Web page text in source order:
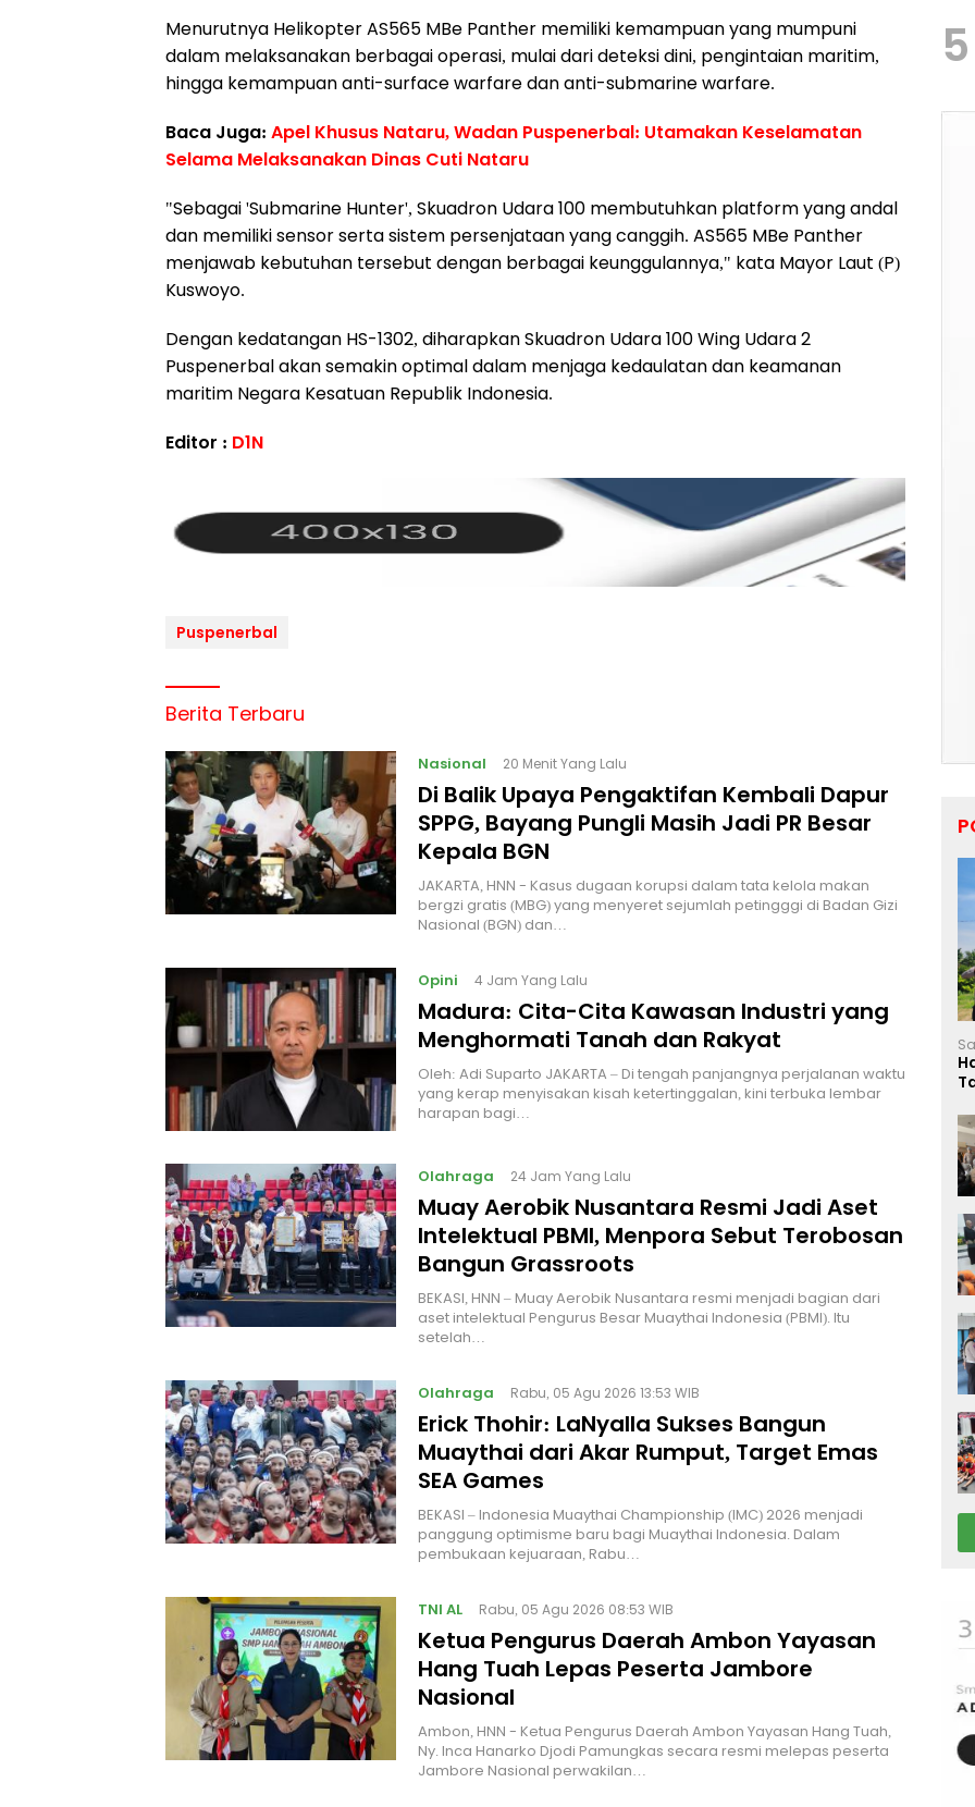
Menurutnya Helikopter AS565 MBe Panther memiliki kemampuan yang mumpuni
dalam melaksanakan berbagai operasi, mulai dari deteksi dini, pengintaian maritim,
hingga kemampuan anti-surface warfare dan anti-submarine warfare.
Baca Juga: Apel Khusus Nataru, Wadan Puspenerbal: Utamakan Keselamatan
Selama Melaksanakan Dinas Cuti Nataru
"Sebagai 'Submarine Hunter', Skuadron Udara 100 membutuhkan platform yang andal
dan memiliki sensor serta sistem persenjataan yang canggih. AS565 MBe Panther
menjawab kebutuhan tersebut dengan berbagai keunggulannya," kata Mayor Laut (P)
Kuswoyo.
Dengan kedatangan HS-1302, diharapkan Skuadron Udara 100 Wing Udara 2
Puspenerbal akan semakin optimal dalam menjaga kedaulatan dan keamanan
maritim Negara Kesatuan Republik Indonesia.
Editor : D1N
Puspenerbal
Berita Terbaru
Nasional 20 Menit Yang Lalu
Di Balik Upaya Pengaktifan Kembali Dapur
SPPG, Bayang Pungli Masih Jadi PR Besar
Kepala BGN
JAKARTA, HNN - Kasus dugaan korupsi dalam tata kelola makan
bergzi gratis (MBG) yang menyeret sejumlah petingggi di Badan Gizi
Nasional (BGN) dan…
Opini 4 Jam Yang Lalu
Madura: Cita-Cita Kawasan Industri yang
Menghormati Tanah dan Rakyat
Oleh: Adi Suparto JAKARTA – Di tengah panjangnya perjalanan waktu
yang kerap menyisakan kisah ketertinggalan, kini terbuka lembar
harapan bagi…
Olahraga 24 Jam Yang Lalu
Muay Aerobik Nusantara Resmi Jadi Aset
Intelektual PBMI, Menpora Sebut Terobosan
Bangun Grassroots
BEKASI, HNN – Muay Aerobik Nusantara resmi menjadi bagian dari
aset intelektual Pengurus Besar Muaythai Indonesia (PBMI). Itu
setelah…
Olahraga Rabu, 05 Agu 2026 13:53 WIB
Erick Thohir: LaNyalla Sukses Bangun
Muaythai dari Akar Rumput, Target Emas
SEA Games
BEKASI – Indonesia Muaythai Championship (IMC) 2026 menjadi
panggung optimisme baru bagi Muaythai Indonesia. Dalam
pembukaan kejuaraan, Rabu…
TNI AL Rabu, 05 Agu 2026 08:53 WIB
Ketua Pengurus Daerah Ambon Yayasan
Hang Tuah Lepas Peserta Jambore
Nasional
Ambon, HNN - Ketua Pengurus Daerah Ambon Yayasan Hang Tuah,
Ny. Inca Hanarko Djodi Pamungkas secara resmi melepas peserta
Jambore Nasional perwakilan…
5